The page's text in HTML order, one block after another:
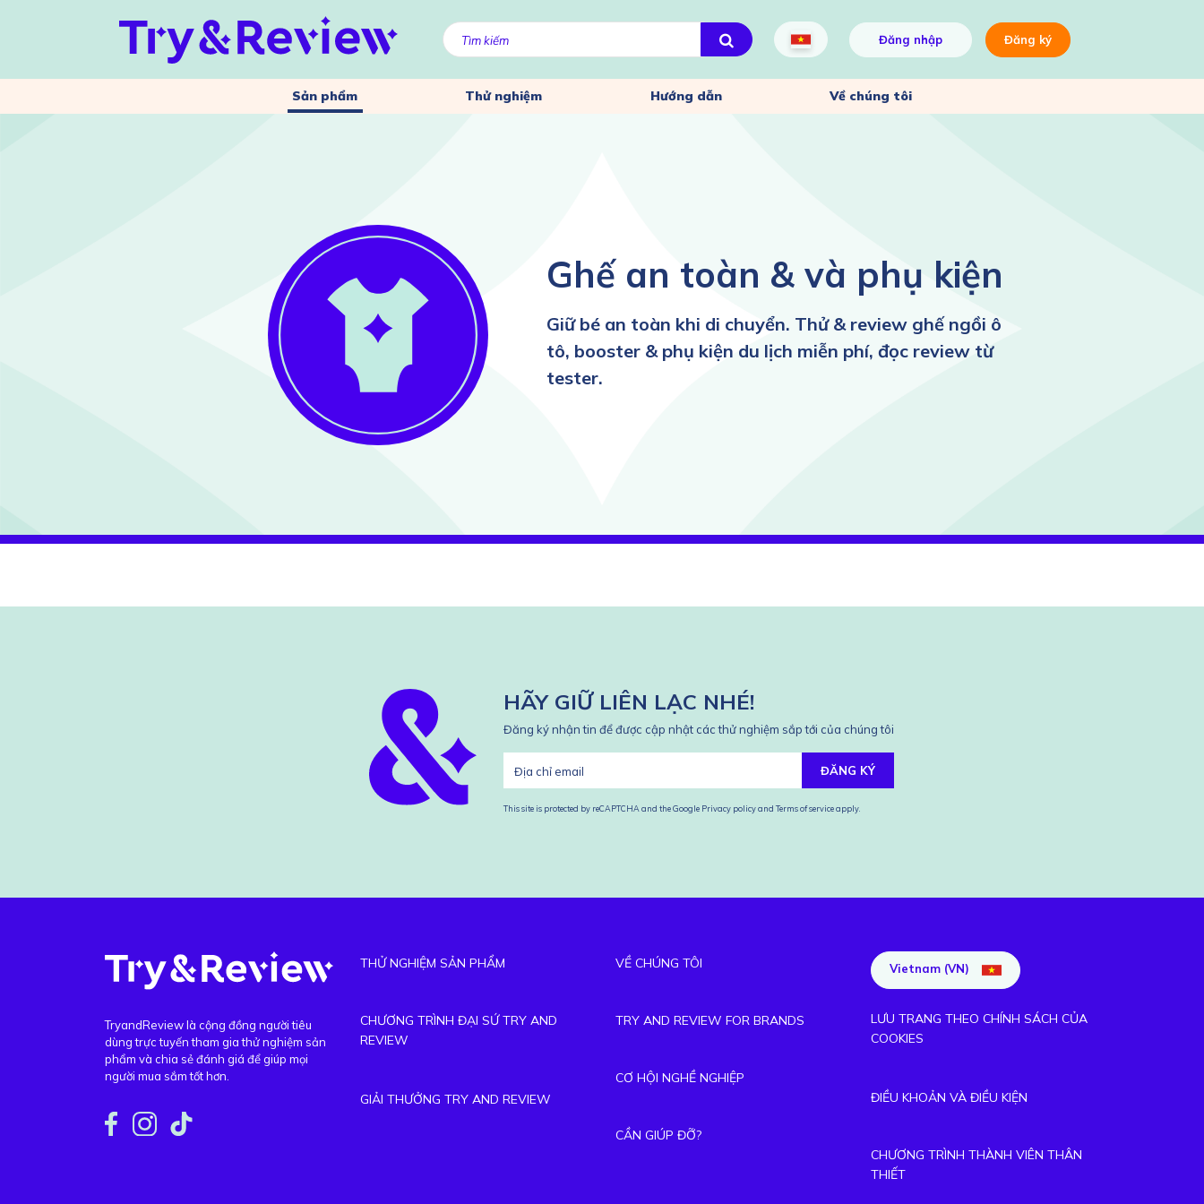
Đăng nhập Đăng ký
Sản phẩm Thử nghiệm Hướng dẫn Về chúng tôi
Ghế an toàn & và phụ kiện
Giữ bé an toàn khi di chuyển. Thử & review ghế ngồi ô
tô, booster & phụ kiện du lịch miễn phí, đọc review từ
tester.
HÃY GIỮ LIÊN LẠC NHÉ!
Đăng ký nhận tin để được cập nhật các thử nghiệm sắp tới của chúng tôi
ĐĂNG KÝ
This site is protected by reCAPTCHA and the Google Privacy policyand Terms of serviceapply.
TryandReview là cộng đồng người tiêu
dùng trực tuyến tham gia thử nghiệm sản
phẩm và chia sẻ đánh giá để giúp mọi
người mua sắm tốt hơn.
THỬ NGHIỆM SẢN PHẨM
CHƯƠNG TRÌNH ĐẠI SỨ TRY AND
REVIEW
GIẢI THƯỞNG TRY AND REVIEW
VỀ CHÚNG TÔI
TRY AND REVIEW FOR BRANDS
CƠ HỘI NGHỀ NGHIỆP
CẦN GIÚP ĐỠ?
Vietnam (VN)
LƯU TRANG THEO CHÍNH SÁCH CỦA
COOKIES
ĐIỀU KHOẢN VÀ ĐIỀU KIỆN
CHƯƠNG TRÌNH THÀNH VIÊN THÂN
THIẾT